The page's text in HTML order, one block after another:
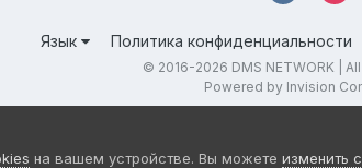
Язык Политика конфиденциальности
© 2016-2026 DMS NETWORK |
Powered by Invision
на вашем устройстве. Вы можете изменить